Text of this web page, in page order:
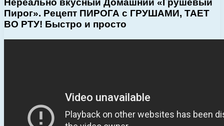
Нереально вкусный Домашний «Грушевый
Пирог». Рецепт ПИРОГА с ГРУШАМИ, ТАЕТ
ВО РТУ! Быстро и просто